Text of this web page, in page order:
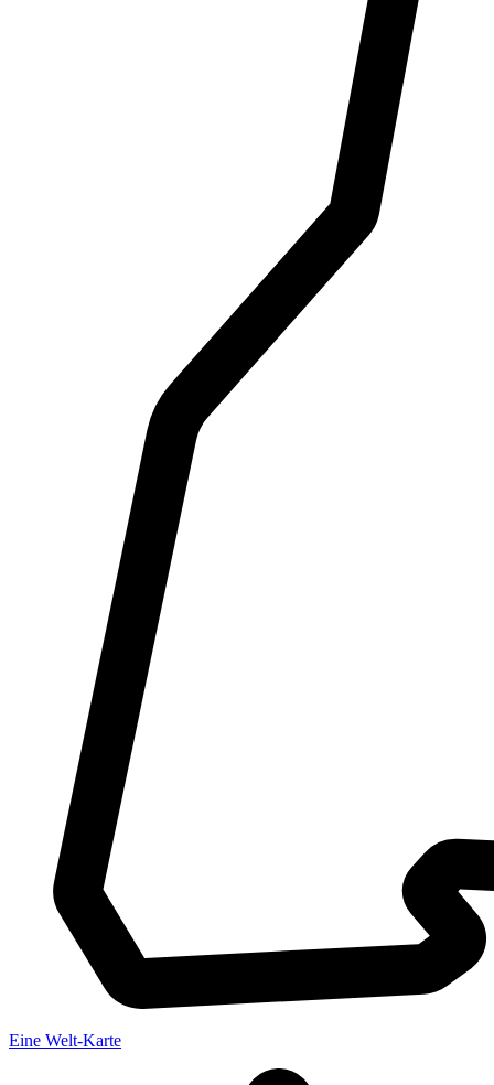
Eine Welt-Karte